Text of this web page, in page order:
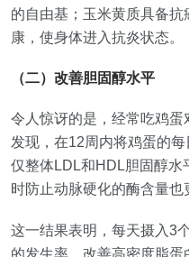
的自由基；玉米黄质具备
康，使身体进入抗炎状态。
（二）改善胆固醇水平
令人惊讶的是，经常吃鸡
发现，在12周内将鸡蛋的
仅整体LDL和HDL胆固醇水
时防止动脉硬化的酶含量也
这一结果表明，每天摄入3
的发生率，改善高密度脂蛋